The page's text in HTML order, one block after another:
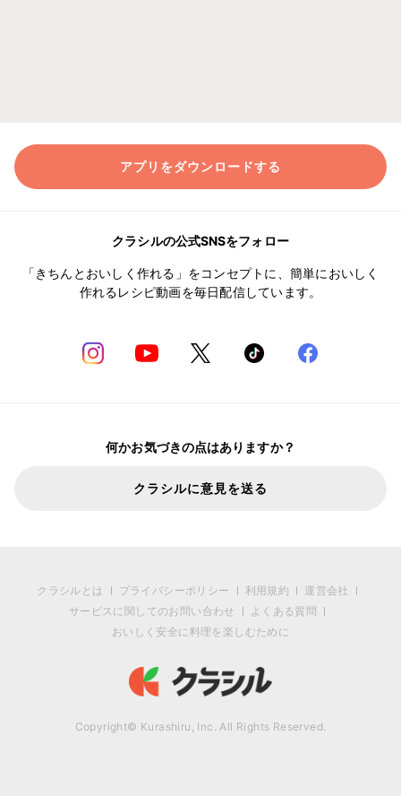
アプリをダウンロードする
クラシルの公式SNSをフォロー
「きちんとおいしく作れる」をコンセプトに、簡単においしく
作れるレシピ動画を毎日配信しています。
何かお気づきの点はありますか？
クラシルに意見を送る
クラシルとは プライバシーポリシー 利用規約
運営会社
サービスに関してのお問い合わせ
よくある質問
おいしく安全に料理を楽しむために
Copyright© Kurashiru, Inc. All Rights Reserved.